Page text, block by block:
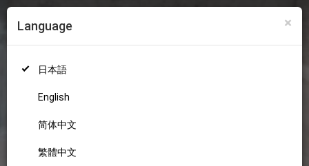
×
Language
日本語
English
简体中文
繁體中文
18+